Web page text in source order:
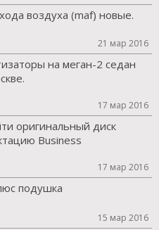
воздуха (maf) новые.
21 мар 2016
на меган-2 седан
17 мар 2016
оригинальный диск
Business
17 мар 2016
подушка
15 мар 2016